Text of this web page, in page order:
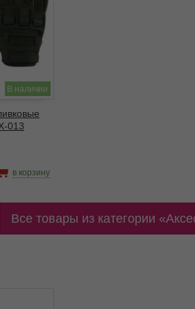
В наличии
013
в корзину
Все товары из категории